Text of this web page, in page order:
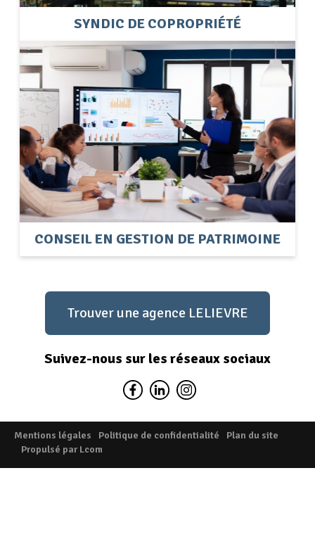
SYNDIC DE COPROPRIÉTÉ
CONSEIL EN GESTION DE PATRIMOINE
Trouver une agence LELIEVRE
Suivez-nous sur les réseaux sociaux
Mentions légales Politique de confidentialité
Plan du site
Propulsé par Lcom